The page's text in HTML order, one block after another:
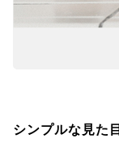
シンプルな見た